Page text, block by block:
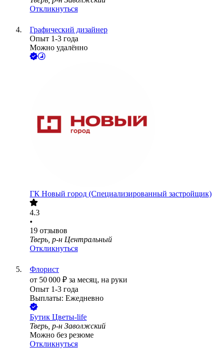
Откликнуться
Графический дизайнер
Опыт 1-3 года
Можно удалённо
ГК Новый город (Специализированный застройщик)
4.3
•
19 отзывов
Тверь, р-н Центральный
Откликнуться
Флорист
от 50 000 ₽ за месяц, на руки
Опыт 1-3 года
Выплаты: Ежедневно
Бутик Цветы-life
Тверь, р-н Заволжский
Можно без резюме
Откликнуться